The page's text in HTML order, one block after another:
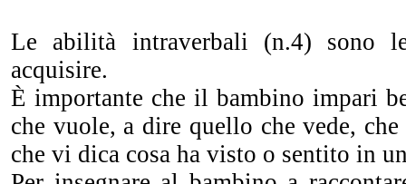
Le abilità intraverbali (n.4) sono
acquisire.
È importante che il bambino impari
che vuole, a dire quello che vede,
che vi dica cosa ha visto o sentito in